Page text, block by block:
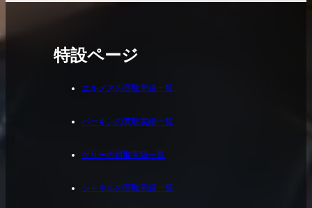
特設ページ
エルメスの買取実績一覧
バーキンの買取実績一覧
ケリーの買取実績一覧
シャネルの買取実績一覧